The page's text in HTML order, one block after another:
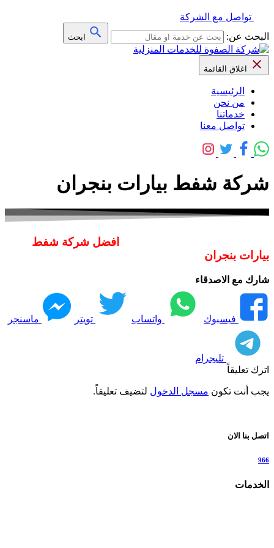
تواصل مع الشركة
البحث عن:
ابحث
اغلاق القائمة
الرئيسية
من نحن
خدماتنا
تواصل معنا
شركة شفط بيارات بنجران
افضل شركة شفط
بيارات بنجران
شارك مع الاصدقاء
فيسبوك واتساب تويتر ماسنجر
تليجرام
اترك تعليقاً
يجب أنت تكون مسجل الدخول لتضيف تعليقاً.
اتصل بنا الان
966
الخدمات